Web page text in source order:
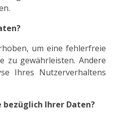
um eine fehlerfreie
zu gewährleisten. Andere
Ihres Nutzerverhaltens
bezüglich Ihrer Daten?